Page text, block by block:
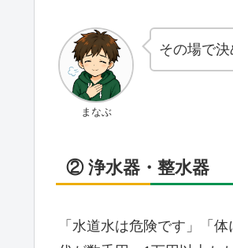
まなぶ
その場で
② 浄水器・整水器
「水道水は危険です」「